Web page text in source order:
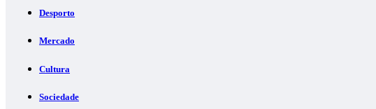
Desporto
Mercado
Cultura
Sociedade